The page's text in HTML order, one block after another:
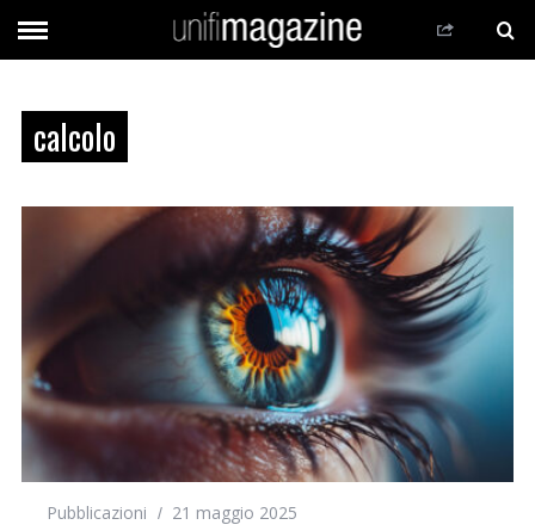
calcolo
Pubblicazioni 21 maggio 2025